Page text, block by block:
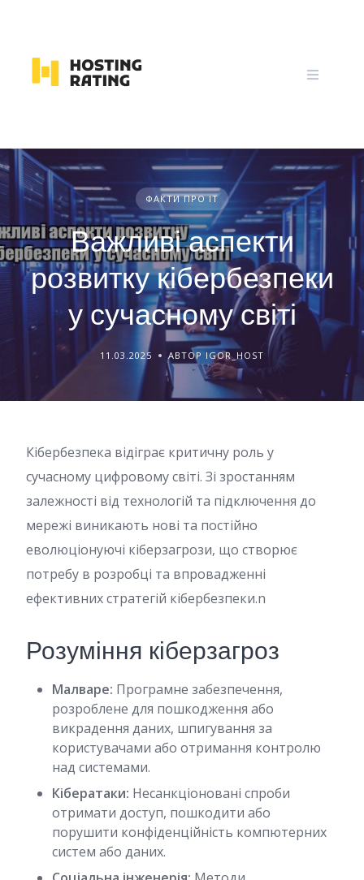
ФАКТИ ПРО IT
Важливі аспекти
розвитку кібербезпеки
у сучасному світі
11.03.2025 АВТОР IGOR_HOST
Кібербезпека відіграє критичну роль у
сучасному цифровому світі. Зі зростанням
залежності від технологій та підключення до
мережі виникають нові та постійно
еволюціонуючі кіберзагрози, що створює
потребу в розробці та впровадженні
ефективних стратегій кібербезпеки.n
Розуміння кіберзагроз
Малваре: Програмне забезпечення,
розроблене для пошкодження або
викрадення даних, шпигування за
користувачами або отримання контролю
над системами.
Кібератаки: Несанкціоновані спроби
отримати доступ, пошкодити або
порушити конфіденційність компютерних
систем або даних.